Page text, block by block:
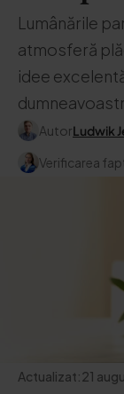
Lumânările
atmosferă
idee
AutorLudwik
Verificarea
Actualizat:21